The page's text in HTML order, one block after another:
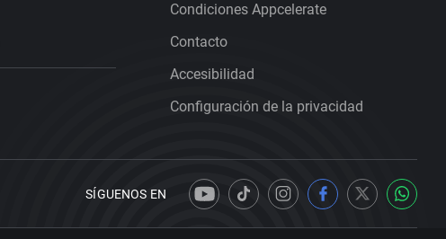
Condiciones Appcelerate
Contacto
Accesibilidad
Configuración de la privacidad
SÍGUENOS EN